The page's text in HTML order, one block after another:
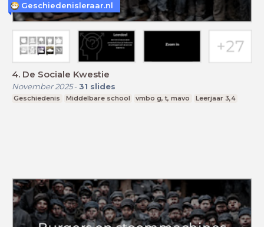
4. De Sociale Kwestie
November 2025- 31 slides
Geschiedenis Middelbare school vmbo g, t, mavo Leerjaar 3,4
Geschiedenisleraar.nl